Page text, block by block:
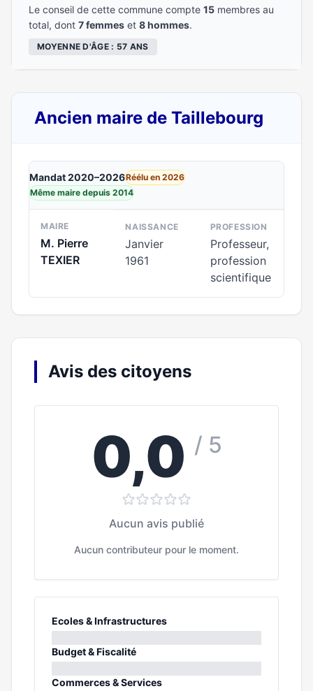
Le conseil de cette commune compte 15 membres au
total, dont 7 femmes et 8 hommes.
MOYENNE D'ÂGE : 57 ANS
Ancien maire de Taillebourg
Mandat 2020–2026Réélu en 2026
Même maire depuis 2014
MAIRE
M. Pierre
TEXIER
NAISSANCE
Janvier
1961
PROFESSION
Professeur,
profession
scientifique
Avis des citoyens
0,0 / 5
Aucun avis publié
Aucun contributeur pour le moment.
Ecoles & Infrastructures
0%
Budget & Fiscalité
0%
Commerces & Services